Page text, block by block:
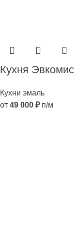
Кухня Эвкомис
Кухни эмаль
от 49 000 ₽п/м